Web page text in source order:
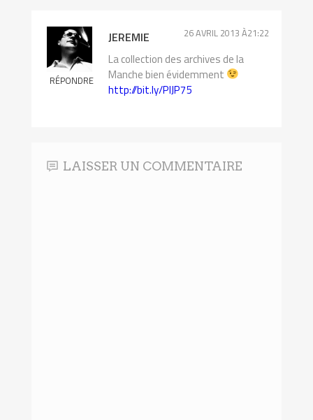
RÉPONDRE
JEREMIE 26 AVRIL 2013 À21:22
La collection des archives de la
Manche bien évidemment
http://bit.ly/PlJP75
LAISSER UN COMMENTAIRE